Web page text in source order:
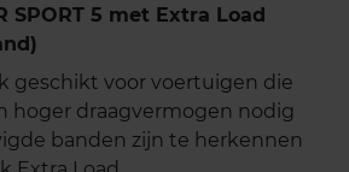
SPORT 5 met Extra Load
geschikt voor voertuigen die
hoger draagvermogen nodig
banden zijn te herkennen